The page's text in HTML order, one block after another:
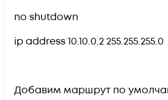
no shutdown
ip address 10.10.0.2 255.255.255.0
Добавим маршрут по